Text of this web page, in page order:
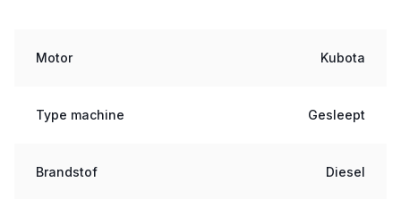
Motor Kubota
Type machine Gesleept
Brandstof Diesel